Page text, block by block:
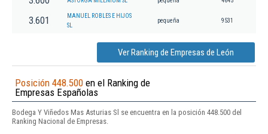
3.601
MANUEL ROBLES E HIJOS
SL
pequeña 9531
Ver Ranking de Empresas de León
Posición 448.500 en el Ranking de
Empresas Españolas
Bodega Y Viñedos Mas Asturias Sl se encuentra en la posición 448.500 del
Ranking Nacional de Empresas.